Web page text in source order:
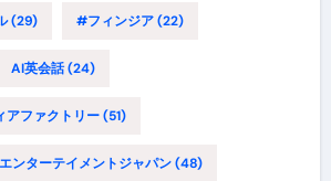
(29) #フィンジア(22)
AI英会話(24)
アファクトリー(51)
ンターテイメントジャパン(48)